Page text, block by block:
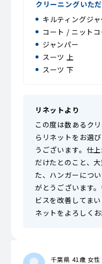
クリーニングいた
キルティングジ
コート / ニットコ
ジャンパー
スーツ 上
スーツ 下
リネットより
この度は数あるク
らリネットをお選
うございます。仕
だけたとのこと、
た、ハンガーにつ
がとうございます
ビスを改善してま
ネットをよろしくお
千葉県 41歳 女性